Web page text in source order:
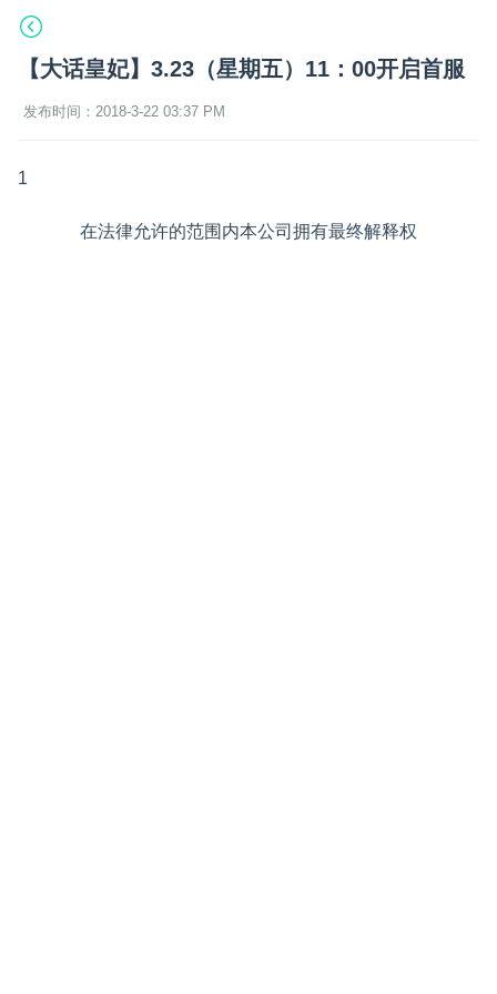
【大话皇妃】3.23（星期五）11：00开启首服
发布时间：2018-3-22 03:37 PM
1
在法律允许的范围内本公司拥有最终解释权